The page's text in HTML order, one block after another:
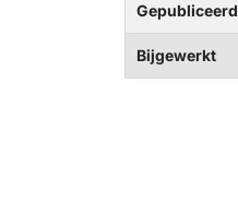
Gepubliceerd
Bijgewerkt